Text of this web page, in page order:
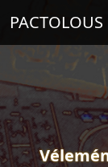
PACTOLOUS